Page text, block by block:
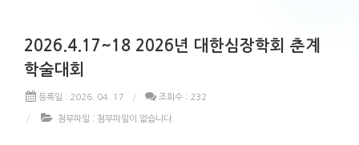
2026.4.17~18 2026년 대한심장학회 춘계
학술대회
등록일 : 2026. 04. 17 조회수 : 232
첨부파일 : 첨부파일이 없습니다.